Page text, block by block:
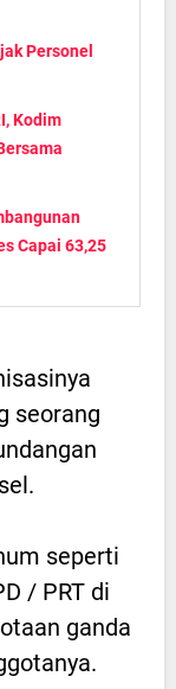
Personel
Kodim
Capai 63,25
seorang
seperti
/ PRT di
ganda